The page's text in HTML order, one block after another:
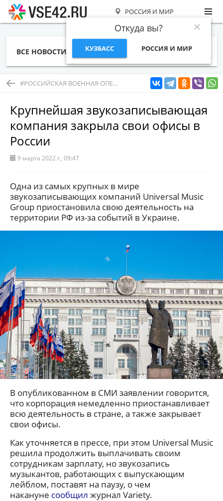
РОССИЯ И МИР
Откуда вы?
КУЗБАСС РОССИЯ И МИР
ВСЕ НОВОСТИ СТАТЬИ ТЕМЫ ФОТО
#РОССИЙСКАЯ ВОЕННАЯ ОПЕРАЦИЯ В УКРАИНЕ
Крупнейшая звукозаписывающая
компания закрыла свои офисы в
России
9 марта 2022 г., 09:47
Одна из самых крупных в мире
звукозаписывающих компаний Universal Music
Group приостановила свою деятельность на
территории РФ из-за событий в Украине.
В опубликованном в СМИ заявлении говорится,
что корпорация немедленно приостанавливает
всю деятельность в стране, а также закрывает
свои офисы.
Как уточняется в прессе, при этом Universal Music
решила продолжить выплачивать своим
сотрудникам зарплату, но звукозапись
музыкантов, работающих с выпускающим
лейблом, поставят на паузу, о чем
накануне сообщил журнал Variety.